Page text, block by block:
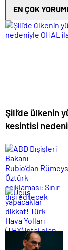
EN ÇOK
Şili’de ülkenin
kesintisi